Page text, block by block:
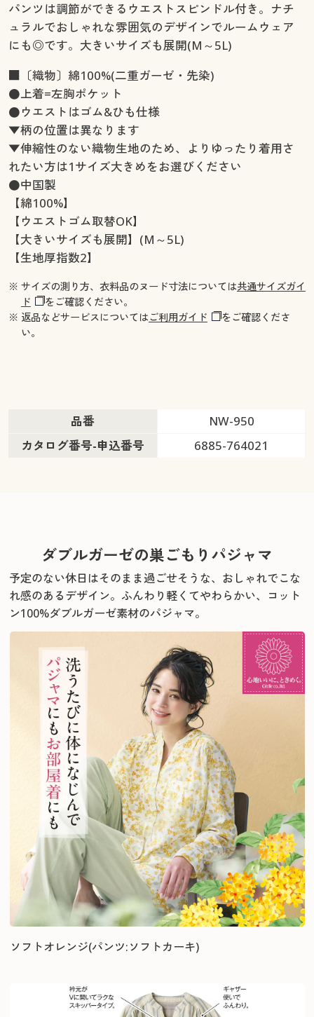
パンツは調節ができるウエストスピンドル付き。ナチ
ュラルでおしゃれな雰囲気のデザインでルームウェア
にも◎です。大きいサイズも展開(M～5L)
■〔織物〕綿100%(二重ガーゼ・先染)
●上着=左胸ポケット
●ウエストはゴム&ひも仕様
▼柄の位置は異なります
▼伸縮性のない織物生地のため、よりゆったり着用さ
れたい方は1サイズ大きめをお選びください
●中国製
【綿100%】
【ウエストゴム取替OK】
【大きいサイズも展開】(M～5L)
【生地厚指数2】
※ サイズの測り方、衣料品のヌード寸法については共通サイズガイ
ド
をご確認ください。
※ 返品などサービスについてはご利用ガイド
をご確認くださ
い。
品番
NW-950
カタログ番号-申込番号
6885-764021
ダブルガーゼの巣ごもりパジャマ
予定のない休日はそのまま過ごせそうな、おしゃれでこな
れ感のあるデザイン。 ふんわり軽くてやわらかい、コット
ン100%ダブルガーゼ素材のパジャマ。
ソフトオレンジ(パンツ:ソフトカーキ)